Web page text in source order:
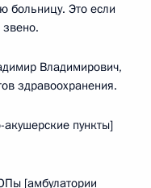
больницу. Это если
Владимирович,
здравоохранения.
пункты]
[амбулатории